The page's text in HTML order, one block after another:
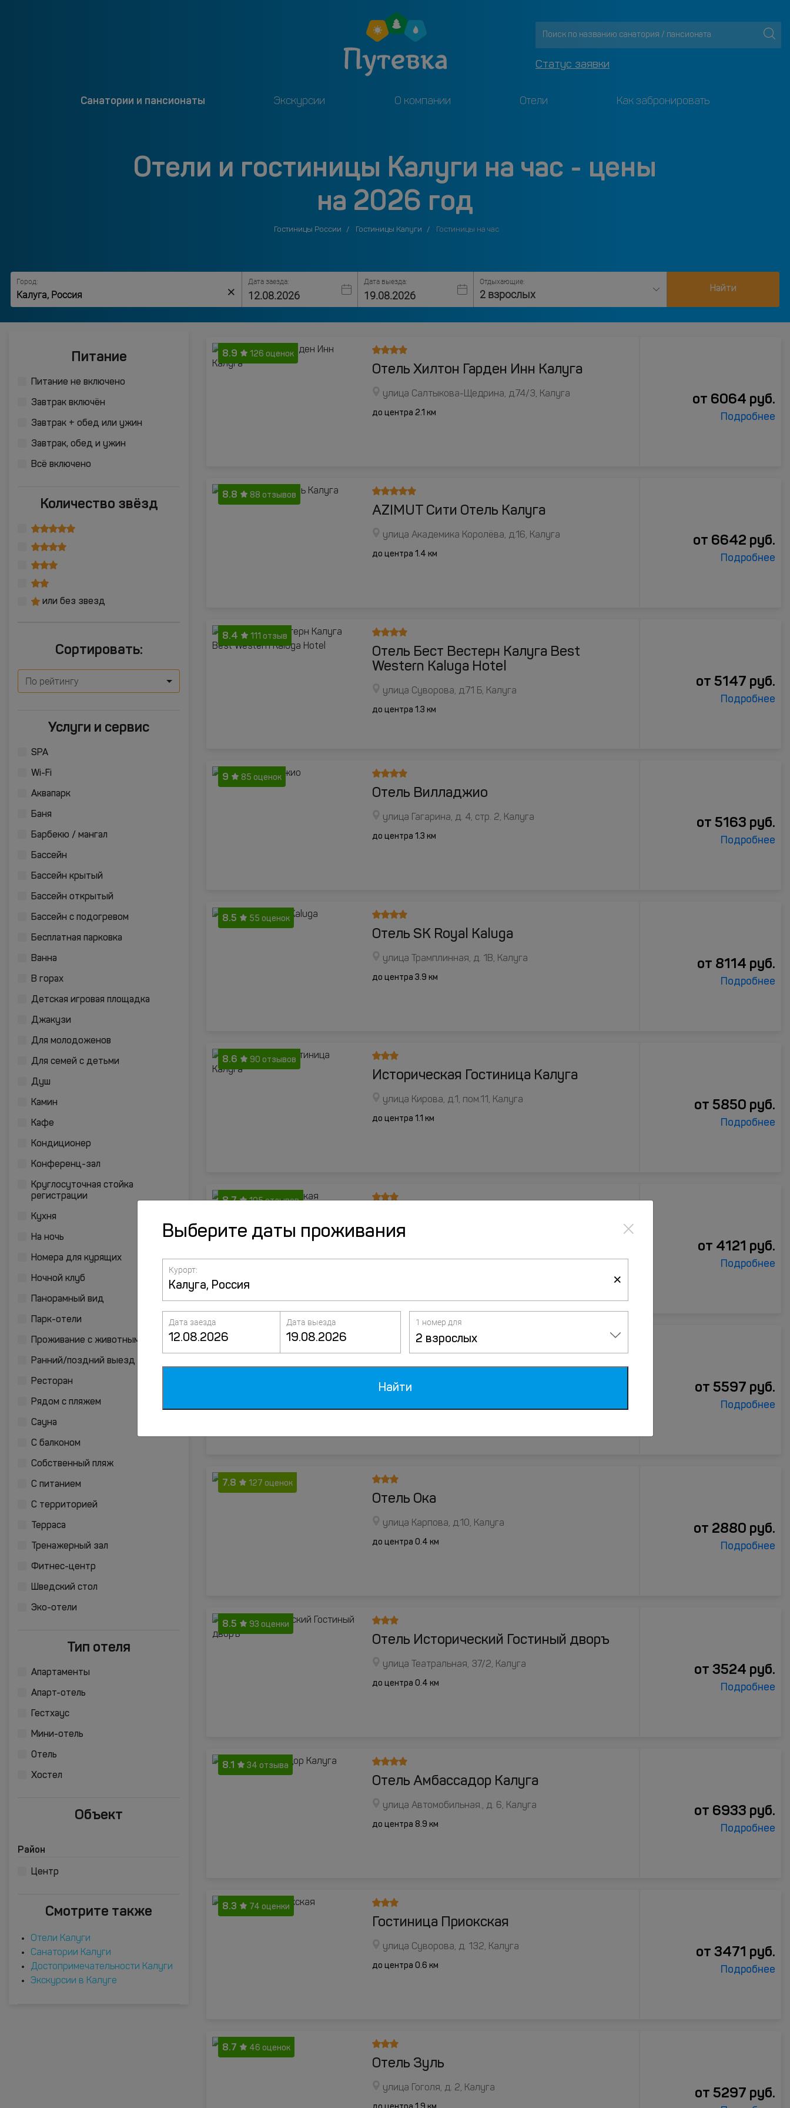
Статус заявки
Санатории и пансионаты Экскурсии О компании Отели Как забронировать
Отели и гостиницы Калуги на час - цены
на 2026 год
Гостиницы России Гостиницы Калуги Гостиницы на час
Город:
×
Дата заезда: Дата выезда: Отдыхающие:
2 взрослых Найти
Питание
Питание не включено
Завтрак включён
Завтрак + обед или ужин
Завтрак, обед и ужин
Всё включено
Количество звёзд
или без звезд
Сортировать:
По рейтингу
Услуги и сервис
SPA
Wi-Fi
Аквапарк
Баня
Барбекю / мангал
Бассейн
Бассейн крытый
Бассейн открытый
Бассейн с подогревом
Бесплатная парковка
Ванна
В горах
Детская игровая площадка
Джакузи
Для молодоженов
Для семей с детьми
Душ
Камин
Кафе
Кондиционер
Конференц-зал
Круглосуточная стойка
регистрации
Кухня
На ночь
Номера для курящих
Ночной клуб
Панорамный вид
Парк-отели
Проживание с животными
Ранний/поздний выезд
Ресторан
Рядом с пляжем
Сауна
С балконом
Собственный пляж
С питанием
С территорией
Терраса
Тренажерный зал
Фитнес-центр
Шведский стол
Эко-отели
Тип отеля
Апартаменты
Апарт-отель
Гестхаус
Мини-отель
Отель
Хостел
Объект
Район
Центр
Смотрите также
Отели Калуги
Санатории Калуги
Достопримечательности Калуги
Экскурсии в Калуге
8.9 126 оценок
Отель Хилтон Гарден Инн Калуга
улица Салтыкова-Щедрина, д.74/3, Калуга
до центра 2.1 км
от 6064 руб.
Подробнее
8.8 88 отзывов
AZIMUT Сити Отель Калуга
улица Академика Королёва, д.16, Калуга
до центра 1.4 км
от 6642 руб.
Подробнее
8.4 111 отзыв
Отель Бест Вестерн Калуга Best
Western Kaluga Hotel
улица Суворова, д.71 Б, Калуга
до центра 1.3 км
от 5147 руб.
Подробнее
9 85 оценок
Отель Вилладжио
улица Гагарина, д. 4, стр. 2, Калуга
до центра 1.3 км
от 5163 руб.
Подробнее
8.5 55 оценок
Отель SK Royal Kaluga
улица Трамплинная, д. 1В, Калуга
до центра 3.9 км
от 8114 руб.
Подробнее
8.6 90 отзывов
Историческая Гостиница Калуга
улица Кирова, д.1, пом.11, Калуга
до центра 1.1 км
от 5850 руб.
Подробнее
8.7 105 отзывов
до центра 2.6 км
от 4121 руб.
Подробнее
7.4 55 отзывов
Отель Калуга Плаза
2-й Тульский переулок, д.1, Калуга от 5597 руб.
Подробнее
7.8 127 оценок
Отель Ока
улица Карпова, д.10, Калуга
до центра 0.4 км
от 2880 руб.
Подробнее
8.5 93 оценки
Отель Исторический Гостиный дворъ
улица Театральная, 37/2, Калуга
до центра 0.4 км
от 3524 руб.
Подробнее
8.1 34 отзыва
Отель Амбассадор Калуга
улица Автомобильная., д. 6, Калуга
до центра 8.9 км
от 6933 руб.
Подробнее
8.3 74 оценки
Гостиница Приокская
улица Суворова, д. 132, Калуга
до центра 0.6 км
от 3471 руб.
Подробнее
8.7 46 оценок
Отель Зуль
улица Гоголя, д. 2, Калуга от 5297 руб.
Выберите даты проживания ×
Курорт:
×
Дата заезда Дата выезда 1 номер для
2 взрослых
Найти